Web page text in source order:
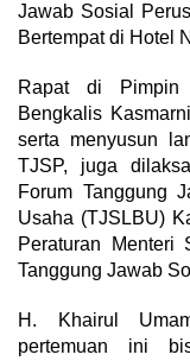
Jawab Sosial
Bertempat di Hotel
Rapat di Pimpin
Bengkalis
serta menyusun
TJSP, juga
Forum Tanggung
Usaha (TJSLBU)
Peraturan Menteri
Tanggung Jawab
H. Khairul
pertemuan ini